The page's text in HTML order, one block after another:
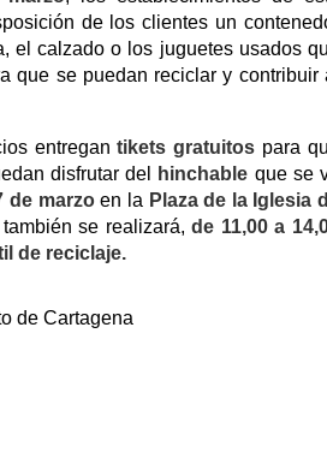
de los clientes un
el calzado o los juguetes usados
que se puedan reciclar y contribuir
entregan tikets gratuitos para
disfrutar del
hinchable que se
de marzoen la Plaza de la Iglesia
se realizará,de 11,00 a
de reciclaje.
de Cartagena